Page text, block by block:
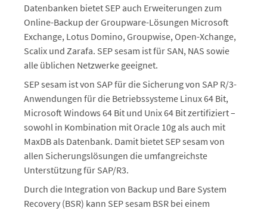
Datenbanken bietet SEP auch Erweiterungen zum
Online-Backup der Groupware-Lösungen Microsoft
Exchange, Lotus Domino, Groupwise, Open-Xchange,
Scalix und Zarafa. SEP sesam ist für SAN, NAS sowie
alle üblichen Netzwerke geeignet.
SEP sesam ist von SAP für die Sicherung von SAP R/3-
Anwendungen für die Betriebssysteme Linux 64 Bit,
Microsoft Windows 64 Bit und Unix 64 Bit zertifiziert –
sowohl in Kombination mit Oracle 10g als auch mit
MaxDB als Datenbank. Damit bietet SEP sesam von
allen Sicherungslösungen die umfangreichste
Unterstützung für SAP/R3.
Durch die Integration von Backup und Bare System
Recovery (BSR) kann SEP sesam BSR bei einem